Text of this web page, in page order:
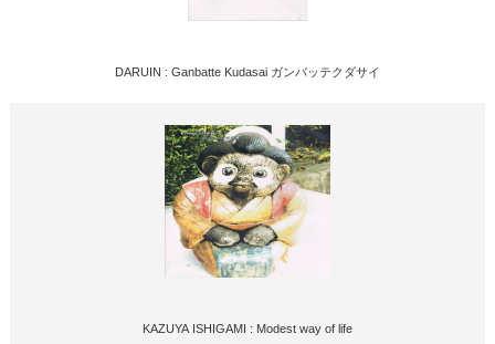
DARUIN : Ganbatte Kudasai ガンバッテクダサイ
KAZUYA ISHIGAMI : Modest way of life